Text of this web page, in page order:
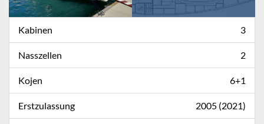
Kabinen 3
Nasszellen 2
Kojen 6+1
Erstzulassung 2005 (2021)